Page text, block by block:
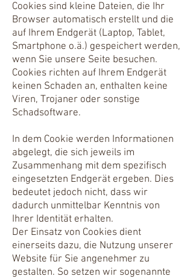
Cookies sind kleine Dateien, die Ihr
Browser automatisch erstellt und die
auf Ihrem Endgerät (Laptop, Tablet,
Smartphone o.ä.) gespeichert werden,
wenn Sie unsere Seite besuchen.
Cookies richten auf Ihrem Endgerät
keinen Schaden an, enthalten keine
Viren, Trojaner oder sonstige
Schadsoftware.
In dem Cookie werden Informationen
abgelegt, die sich jeweils im
Zusammenhang mit dem spezifisch
eingesetzten Endgerät ergeben. Dies
bedeutet jedoch nicht, dass wir
dadurch unmittelbar Kenntnis von
Ihrer Identität erhalten.
Der Einsatz von Cookies dient
einerseits dazu, die Nutzung unserer
Website für Sie angenehmer zu
gestalten. So setzen wir sogenannte